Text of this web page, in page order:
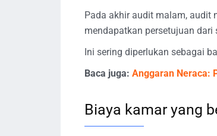
Pada akhir audit malam, audit
mendapatkan persetujuan dari
Ini sering diperlukan sebagai
Baca juga: Anggaran Neraca:
Biaya kamar yang